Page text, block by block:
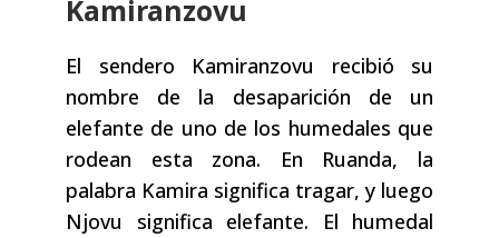
Kamiranzovu
El sendero Kamiranzovu recibió su
nombre de la desaparición de un
elefante de uno de los humedales que
rodean esta zona. En Ruanda, la
palabra Kamira significa tragar, y luego
Njovu significa elefante. El humedal